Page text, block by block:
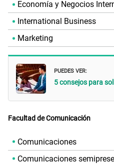
Economía y Negocios
International Business
Marketing
PUEDES VER:
5 consejos para
Facultad de Comunicación
Comunicaciones
Comunicaciones